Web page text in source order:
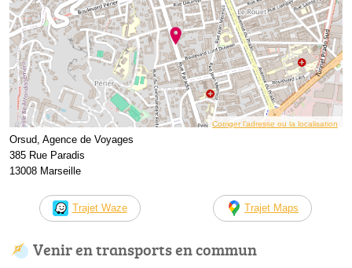
Corriger l’adresse ou la localisation
Orsud, Agence de Voyages
385 Rue Paradis
13008 Marseille
Trajet Waze Trajet Maps
Venir en transports en commun